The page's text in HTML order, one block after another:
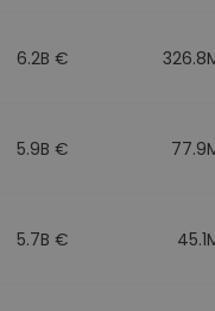
6.2B €
5.9B €
5.7B €